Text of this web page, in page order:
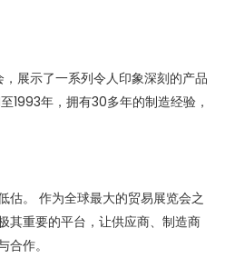
展示了一系列令人印象深刻的产品
1993年，拥有30多年的制造经验，
估。 作为全球最大的贸易展览会之
其重要的平台，让供应商、制造商
作。